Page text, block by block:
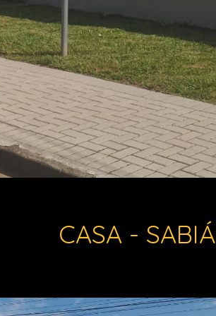
CASA - SABIÁ